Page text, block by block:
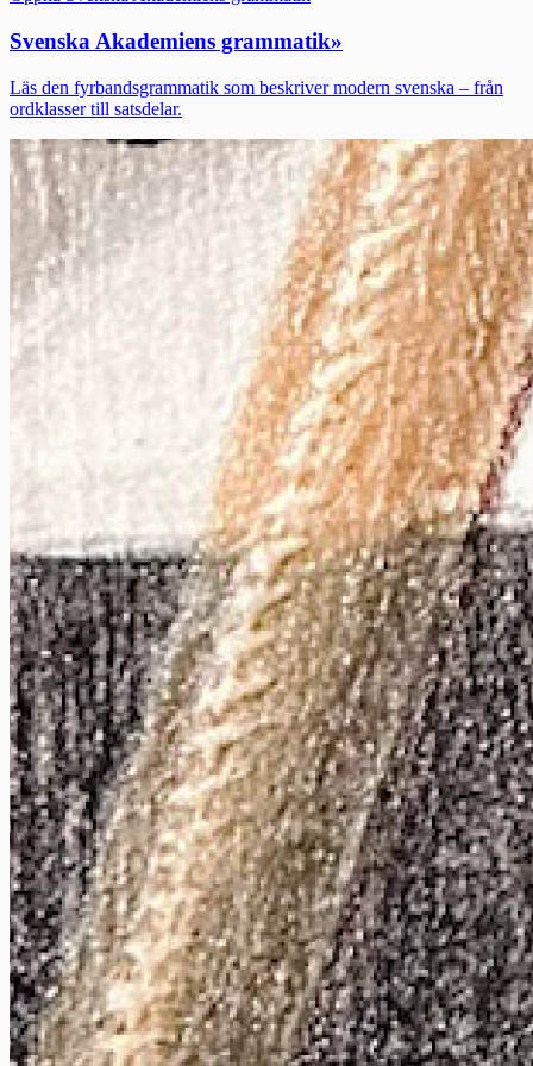
Svenska Akademiens grammatik»
Läs den fyrbandsgrammatik som beskriver modern svenska – från
ordklasser till satsdelar.